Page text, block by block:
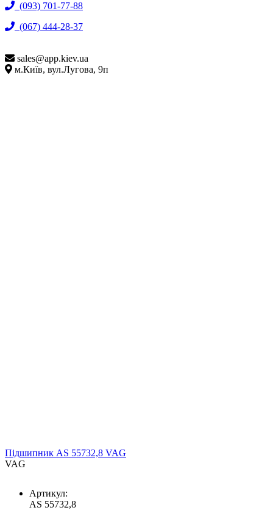
(093) 701-77-88
(067) 444-28-37
sales@app.kiev.ua
м.Київ, вул.Лугова, 9п
Підшипник AS 55732,8 VAG
VAG
Артикул:
AS 55732,8